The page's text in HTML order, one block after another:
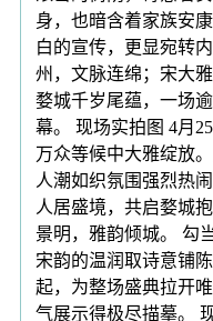
身，也暗含着家族安
白的宣传，更显宛转
州，文脉连绵；宋大
婺城千岁尾蕴，一场
幕。 现场实拍图 4月
万众等候中大雅绽放
人潮如织氛围强烈热
人居盛境，共启婺城
景明，雅韵倾城。 勾
宋韵的温润取诗意铺
起，为整场盛典拉开
气展示得极尽描摹。